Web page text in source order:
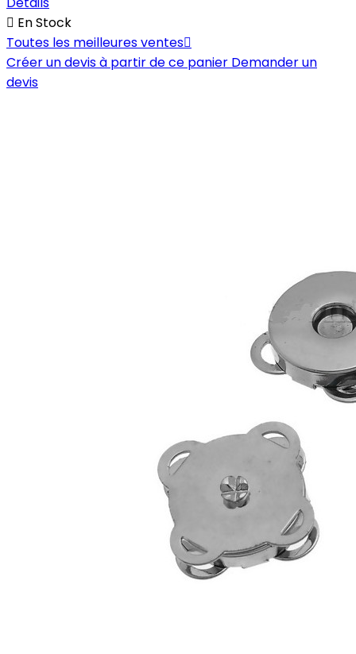
 En Stock
Toutes les meilleures ventes
Créer un devis à partir de ce panier Demander un
devis